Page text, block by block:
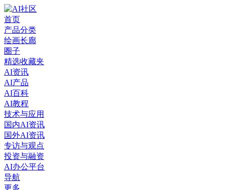
Skip
to
content
首页
产品分类
绘画长廊
圈子
精选收藏夹
AI资讯
AI产品
AI百科
AI教程
技术与应用
国内AI资讯
国外AI资讯
专访与观点
投资与融资
AI办公平台
导航
更多